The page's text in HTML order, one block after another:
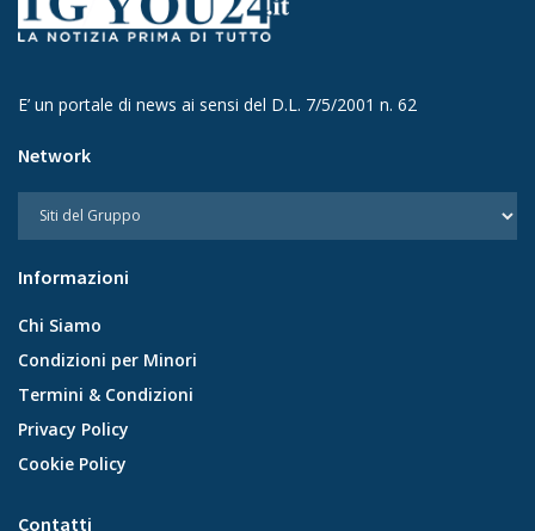
E’ un portale di news ai sensi del D.L. 7/5/2001 n. 62
Network
Informazioni
Chi Siamo
Condizioni per Minori
Termini & Condizioni
Privacy Policy
Cookie Policy
Contatti